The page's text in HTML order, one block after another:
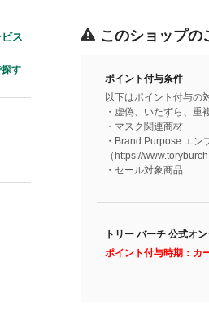
ス
す
このショップの
ポイント付与条件
以下はポイント付与の
・虚偽、いたずら、重
・マスク関連商材
・Brand Purpose エ
（https://
・セール対象商品
トリー バーチ 公式オ
ポイント付与時期：カ